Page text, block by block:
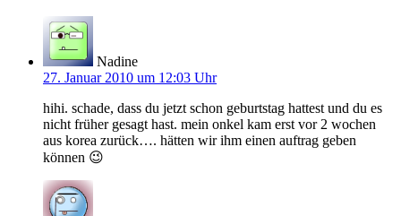
Nadine
27. Januar 2010 um 12:03 Uhr
hihi. schade, dass du jetzt schon geburtstag hattest und du es
nicht früher gesagt hast. mein onkel kam erst vor 2 wochen
aus korea zurück…. hätten wir ihm einen auftrag geben
können 😉